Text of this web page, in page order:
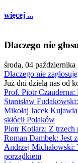
więcej ...
Dlaczego nie
środa, 04
Dlaczego nie
Już dni dzielą nas od
Prof. Piotr Czauderna:
Stanisław
Mikołaj Jacek
skłócił Polaków
Piotr Kotlarz: Z trzech
Roman Dambek: Jest
Andrzej
porządkiem